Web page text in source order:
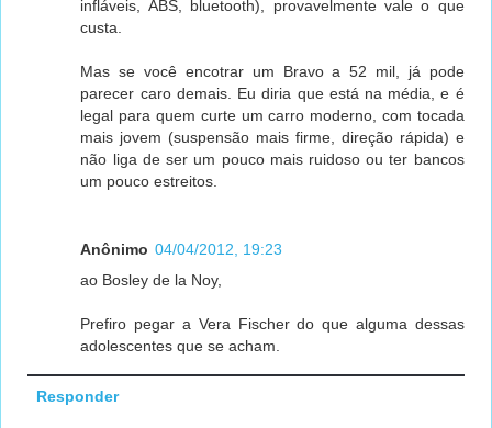
infláveis, ABS, bluetooth), provavelmente vale o que
custa.
Mas se você encotrar um Bravo a 52 mil, já pode
parecer caro demais. Eu diria que está na média, e é
legal para quem curte um carro moderno, com tocada
mais jovem (suspensão mais firme, direção rápida) e
não liga de ser um pouco mais ruidoso ou ter bancos
um pouco estreitos.
Anônimo 04/04/2012, 19:23
ao Bosley de la Noy,
Prefiro pegar a Vera Fischer do que alguma dessas
adolescentes que se acham.
Responder